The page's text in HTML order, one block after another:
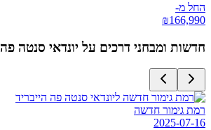
החל מ-
₪166,990
חדשות ומבחני דרכים על יונדאי סנטה פה
רמת גימור חדשה
2025-07-16